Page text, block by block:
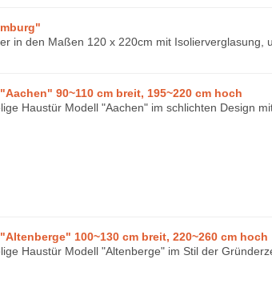
in den Maßen 120 x 220cm mit Isolierverglasung,
90~110 cm breit, 195~220 cm hoch
Haustür Modell "Aachen" im schlichten Design
100~130 cm breit, 220~260 cm hoch
Haustür Modell "Altenberge" im Stil der